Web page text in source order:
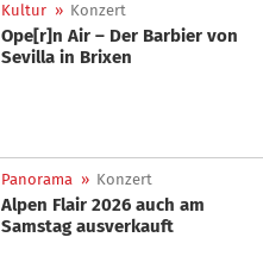
Kultur » Konzert
Ope[r]n Air – Der Barbier von
Sevilla in Brixen
Panorama » Konzert
Alpen Flair 2026 auch am
Samstag ausverkauft